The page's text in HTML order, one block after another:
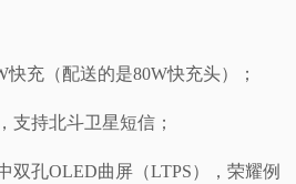
快充（配送的是80W快充头）；
支持北斗卫星短信；
双孔OLED曲屏（LTPS），荣耀例